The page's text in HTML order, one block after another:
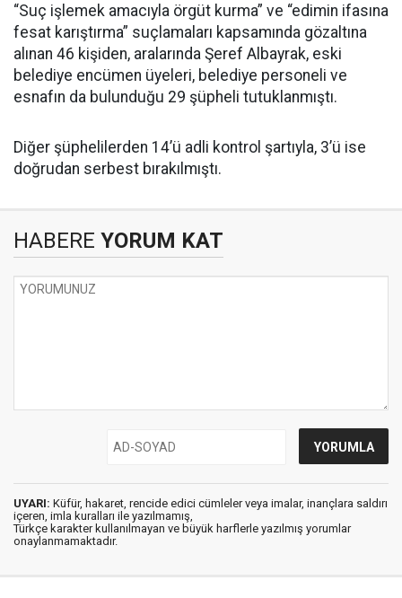
“Suç işlemek amacıyla örgüt kurma” ve “edimin ifasına
fesat karıştırma” suçlamaları kapsamında gözaltına
alınan 46 kişiden, aralarında Şeref Albayrak, eski
belediye encümen üyeleri, belediye personeli ve
esnafın da bulunduğu 29 şüpheli tutuklanmıştı.
Diğer şüphelilerden 14’ü adli kontrol şartıyla, 3’ü ise
doğrudan serbest bırakılmıştı.
HABERE YORUM KAT
UYARI: Küfür, hakaret, rencide edici cümleler veya imalar, inançlara saldırı
içeren, imla kuralları ile yazılmamış,
Türkçe karakter kullanılmayan ve büyük harflerle yazılmış yorumlar
onaylanmamaktadır.